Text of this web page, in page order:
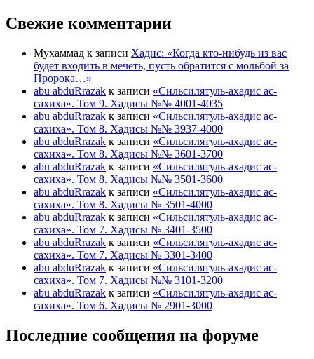
Свежие комментарии
Мухаммад к записи Хадис: «Когда кто-нибудь из вас
будет входить в мечеть, пусть обратится с мольбой за
Пророка…»
abu abduRrazak к записи «Сильсилятуль-ахадис ас-
сахиха». Том 9. Хадисы №№ 4001-4035
abu abduRrazak к записи «Сильсилятуль-ахадис ас-
сахиха». Том 8. Хадисы №№ 3937-4000
abu abduRrazak к записи «Сильсилятуль-ахадис ас-
сахиха». Том 8. Хадисы №№ 3601-3700
abu abduRrazak к записи «Сильсилятуль-ахадис ас-
сахиха». Том 8. Хадисы №№ 3501-3600
abu abduRrazak к записи «Сильсилятуль-ахадис ас-
сахиха». Том 8. Хадисы № 3501-4000
abu abduRrazak к записи «Сильсилятуль-ахадис ас-
сахиха». Том 7. Хадисы № 3401-3500
abu abduRrazak к записи «Сильсилятуль-ахадис ас-
сахиха». Том 7. Хадисы № 3301-3400
abu abduRrazak к записи «Сильсилятуль-ахадис ас-
сахиха». Том 7. Хадисы №№ 3101-3200
abu abduRrazak к записи «Сильсилятуль-ахадис ас-
сахиха». Том 6. Хадисы № 2901-3000
Последние сообщения на форуме